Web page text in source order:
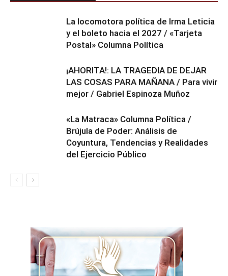
La locomotora política de Irma Leticia
y el boleto hacia el 2027 / «Tarjeta
Postal» Columna Política
¡AHORITA!: LA TRAGEDIA DE DEJAR
LAS COSAS PARA MAÑANA / Para vivir
mejor / Gabriel Espinoza Muñoz
«La Matraca» Columna Política /
Brújula de Poder: Análisis de
Coyuntura, Tendencias y Realidades
del Ejercicio Público